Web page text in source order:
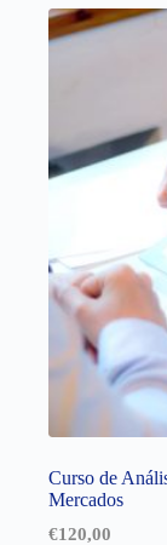
Curso de
Mercados
€120,00